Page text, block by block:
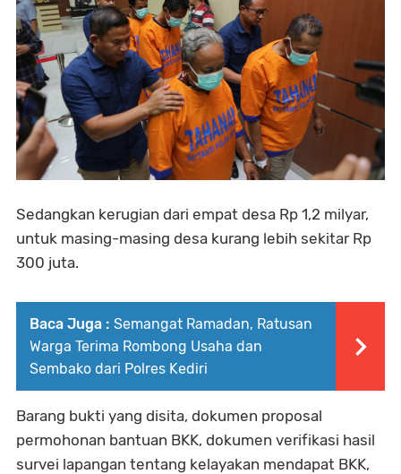
Sedangkan kerugian dari empat desa Rp 1,2 milyar,
untuk masing-masing desa kurang lebih sekitar Rp
300 juta.
Baca Juga : Semangat Ramadan, Ratusan
Warga Terima Rombong Usaha dan
Sembako dari Polres Kediri
Barang bukti yang disita, dokumen proposal
permohonan bantuan BKK, dokumen verifikasi hasil
survei lapangan tentang kelayakan mendapat BKK,